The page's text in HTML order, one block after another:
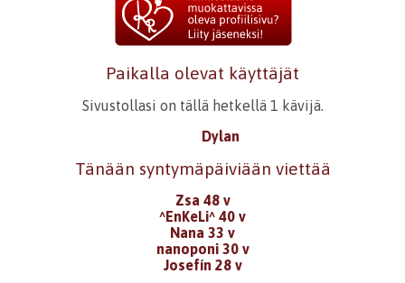
Paikalla olevat käyttäjät
Sivustollasi on tällä hetkellä 1 kävijä.
Dylan
Tänään syntymäpäiviään viettää
Zsa 48 v
^EnKeLi^ 40 v
Nana 33 v
nanoponi 30 v
Josefín 28 v